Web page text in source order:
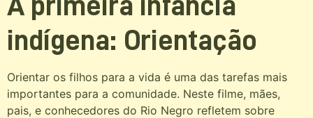
indígena: Orientação
Orientar os filhos para a vida é uma das tarefas mais
importantes para a comunidade. Neste filme, mães,
pais, e conhecedores do Rio Negro refletem sobre